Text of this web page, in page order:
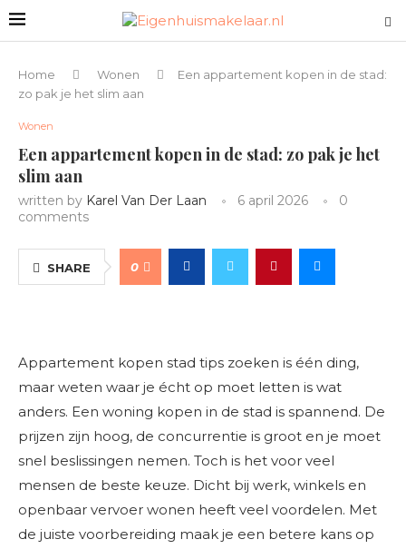
Home Wonen
Een appartement kopen in de stad:
zo pak je het slim aan
Wonen
Een appartement kopen in de stad: zo pak je het
slim aan
written by Karel Van Der Laan 6 april 2026
0
comments
SHARE 0
Appartement kopen stad tips zoeken is één ding,
maar weten waar je écht op moet letten is wat
anders. Een woning kopen in de stad is spannend. De
prijzen zijn hoog, de concurrentie is groot en je moet
snel beslissingen nemen. Toch is het voor veel
mensen de beste keuze. Dicht bij werk, winkels en
openbaar vervoer wonen heeft veel voordelen. Met
de juiste voorbereiding maak je een betere kans op